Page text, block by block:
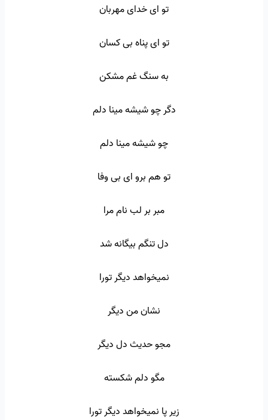
تو ای خدای مهربان
تو ای پناه بی کسان
به سنگ غم مشکن
دگر چو شیشه مینا دلم
چو شیشه مینا دلم
تو هم برو ای بی وفا
مبر بر لب نام مرا
دل تنگم بیگانه شد
نمیخواهد دیگر تورا
نشان من دیگر
مجو حدیث دل دیگر
مگو دلم شکسته
زیر پا نمیخواهد دیگر تورا